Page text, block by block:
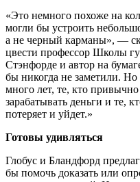
«Это немного похоже на
могли бы устроить
а не черный карманы», —
цвести профессор Школы
Стэнфорде и автор на
бы никогда не заметили. Но
много лет, те, кто привычно
зарабатывать деньги и те,
потеряет и уйдет.»
Готовы удивляться
Глобус и Бландфорд
бы помочь доказать или